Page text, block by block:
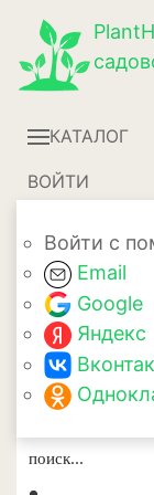
КАТАЛОГ
ВОЙТИ
Войти с
Email
Google
Яндекс